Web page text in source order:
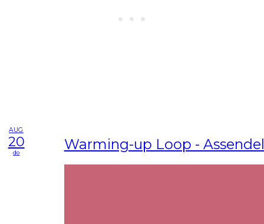
AUG
20
do Warming-up Loop -